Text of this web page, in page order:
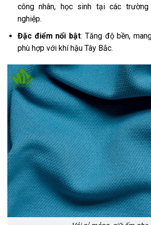
công nhân, học sinh tại các
nghiệp.
Đặc điểm nổi bật: Tăng độ bền,
phù hợp với khí hậu Tây Bắc.